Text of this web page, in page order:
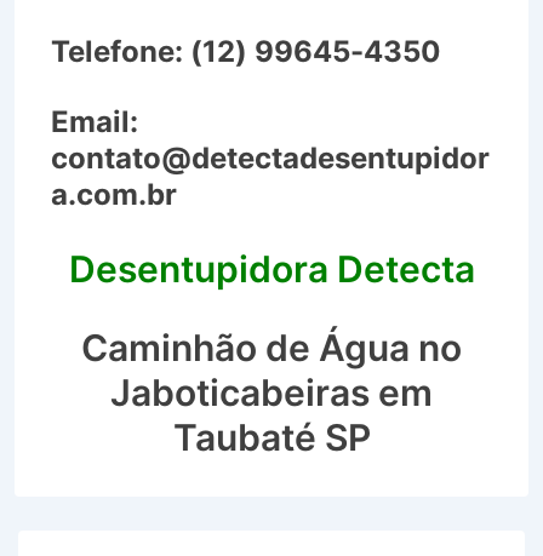
Telefone: (12) 99645-4350
Email:
contato@detectadesentupidor
a.com.br
Desentupidora Detecta
Caminhão de Água no
Jaboticabeiras em
Taubaté SP